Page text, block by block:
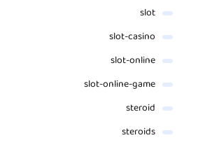
slot
slot-casino
slot-online
slot-online-game
steroid
steroids